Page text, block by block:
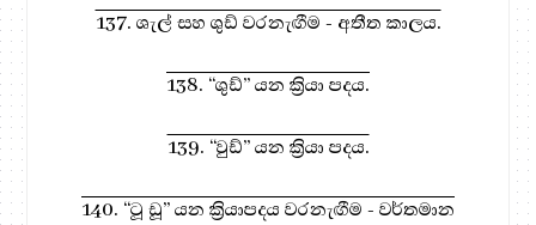
137. ශැල් සහ ශුඩ් වරනැඟීම - අතීත කාලය.
138. “ශුඩ්” යන ක්‍රියා පදය.
139. “වුඩ්” යන ක්‍රියා පදය.
140. “ටූ ඩූ” යන ක්‍රියාපදය වරනැඟීම - වර්තමාන